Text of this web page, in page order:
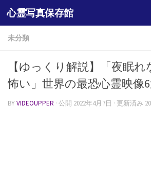
心霊写真保存館
未分類
【ゆっくり解説】「夜眠
怖い」世界の最恐心霊映像
BYVIDEOUPPER · 公開 2022年4月7日 · 更新済み